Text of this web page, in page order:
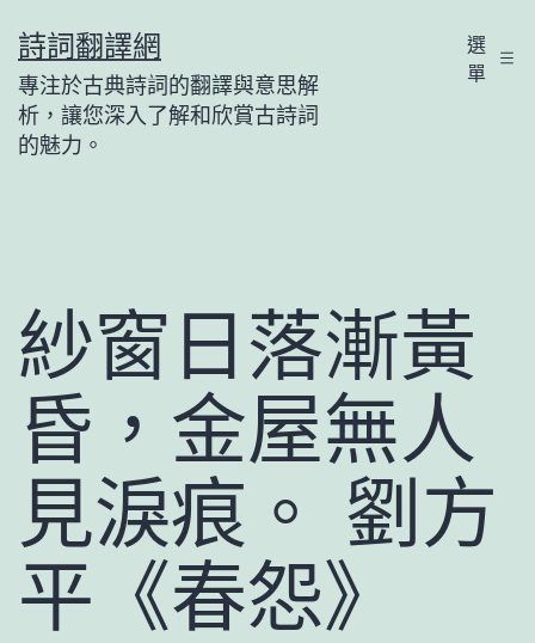
至
主
要
詩詞翻譯網
專注於古典詩詞的翻譯與意思解
析，讓您深入了解和欣賞古詩詞
的魅力。
選
單
紗窗日落漸黃
昏，金屋無人
見淚痕。 劉方
平《春怨》